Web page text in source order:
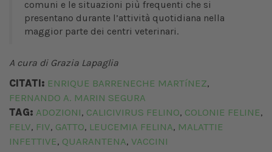
comuni e le situazioni più frequenti che si
presentano durante l’attività quotidiana nella
maggior parte dei centri veterinari.
A cura di Grazia Lapaglia
CITATI: ENRIQUE BARRENECHE MARTíNEZ,
FERNANDO A. MARIN SEGURA
TAG: ADOZIONI, CALICIVIRUS FELINO, COLONIE FELINE,
FELV, FIV, GATTO, LEUCEMIA FELINA, MALATTIE
INFETTIVE, QUARANTENA, VACCINI